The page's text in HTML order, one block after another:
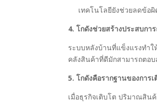
เทคโนโลยียังช่วยลดข้อผิ
4. โกดังช่วยสร้างประสบกา
ระบบหลังบ้านที่แข็งแรงทำใ
คลังสินค้าที่ดีมักสามารถตอบ
5. โกดังคือรากฐานของการ
เมื่อธุรกิจเติบโต ปริมาณสิน